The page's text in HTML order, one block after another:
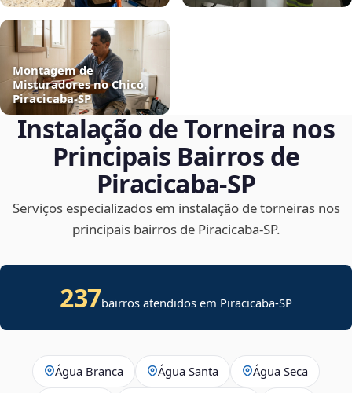
Montagem de
Misturadores no Chicó,
Piracicaba‑SP
Instalação de Torneira nos
Principais Bairros de
Piracicaba‑SP
Serviços especializados em instalação de torneiras nos
principais bairros de Piracicaba‑SP.
237bairros atendidos em Piracicaba-SP
Água Branca Água Santa Água Seca